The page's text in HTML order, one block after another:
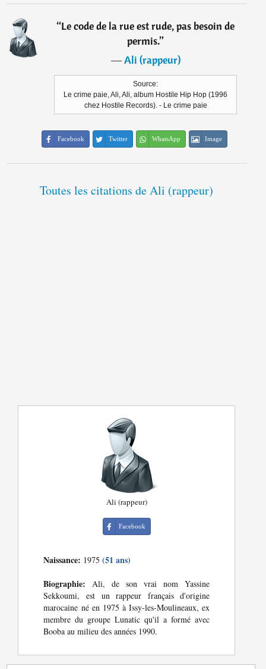
“Le code de la rue est rude, pas besoin de
permis.”
―Ali (rappeur)
Source:
Le crime paie, Ali, Ali, album Hostile Hip Hop (1996
chez Hostile Records). - Le crime paie
Facebook Twitter WhatsApp Image
Toutes les citations de Ali (rappeur)
Ali (rappeur)
Facebook
Naissance: 1975(51 ans)
Biographie: Ali, de son vrai nom Yassine
Sekkoumi, est un rappeur français d'origine
marocaine né en 1975 à Issy-les-Moulineaux, ex
membre du groupe Lunatic qu'il a formé avec
Booba au milieu des années 1990.